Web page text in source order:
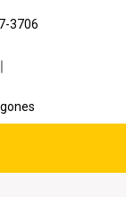
3706
｜